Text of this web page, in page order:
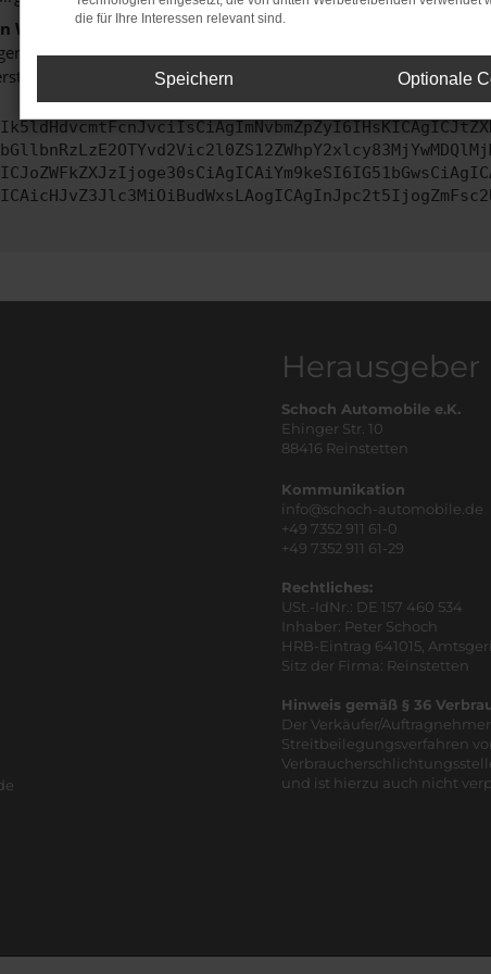
Webseitenbetreiber.
Schritte versucht hast, kontaktiere uns bitte. Wir
Herausgeber
Schoch Automobile e.K.
Ehinger Str. 10
88416 Reinstetten
Kommunikation
info@schoch-automobile.de
+49 7352 911 61-0
+49 7352 911 61-29
Rechtliches:
USt.-IdNr.: DE 157 460 534
Inhaber: Peter Schoch
HRB-Eintrag 641015,
Sitz der Firma: Reinstetten
Hinweis gemäß § 36
Der Verkäufer/
Streitbeilegungsverfahren
und ist hierzu auch nicht
die für Ihre Interessen relevant sind.
Speichern Optionale